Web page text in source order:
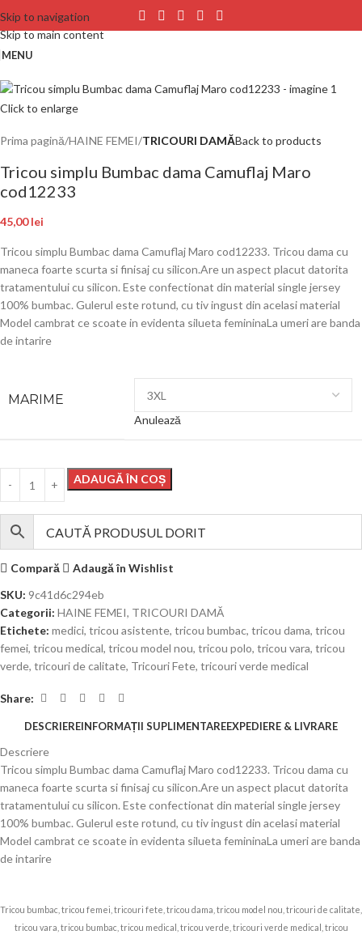
Skip to navigation
Skip to main content
MENU
Click to enlarge
Prima pagină HAINE FEMEI TRICOURI DAMĂBack to products
Tricou simplu Bumbac dama Camuflaj Maro
cod12233
45,00lei
Tricou simplu Bumbac dama Camuflaj Maro cod12233. Tricou dama cu
maneca foarte scurta si finisaj cu silicon.Are un aspect placut datorita
tratamentului cu silicon. Este confectionat din material single jersey
100% bumbac. Gulerul este rotund, cu tiv ingust din acelasi material
Model cambrat ce scoate in evidenta silueta femininaLa umeri are banda
de intarire
MARIME
Anulează
ADAUGĂ ÎN COȘ
Compară
Adaugă în Wishlist
SKU: 9c41d6c294eb
Categorii: HAINE FEMEI, TRICOURI DAMĂ
Etichete: medici, tricou asistente, tricou bumbac, tricou dama, tricou
femei, tricou medical, tricou model nou, tricou polo, tricou vara, tricou
verde, tricouri de calitate, Tricouri Fete, tricouri verde medical
Share:
DESCRIEREINFORMAȚII SUPLIMENTAREEXPEDIERE & LIVRARE
Descriere
Tricou simplu Bumbac dama Camuflaj Maro cod12233. Tricou dama cu
maneca foarte scurta si finisaj cu silicon.Are un aspect placut datorita
tratamentului cu silicon. Este confectionat din material single jersey
100% bumbac. Gulerul este rotund, cu tiv ingust din acelasi material
Model cambrat ce scoate in evidenta silueta femininaLa umeri are banda
de intarire
Tricou bumbac, tricou femei, tricouri fete, tricou dama, tricou model nou, tricouri de calitate,
tricou vara, tricou bumbac, tricou medical, tricou verde, tricouri verde medical, tricou